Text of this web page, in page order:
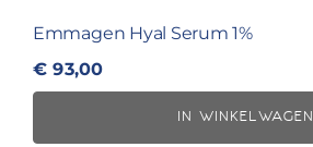
Emmagen Hyal Serum 1%
€ 93,00
IN WINKELWAGEN